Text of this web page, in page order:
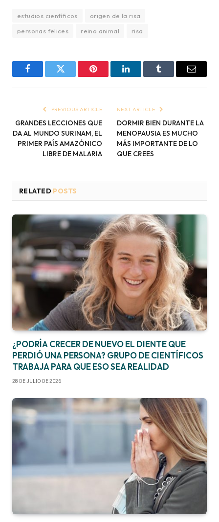
estudios científicos
origen de la risa
personas felices
reino animal risa
FacebookTwitter Pinterest LinkedInTumblr Email
PREVIOUS ARTICLE
GRANDES LECCIONES QUE
DA AL MUNDO SURINAM, EL
PRIMER PAÍS AMAZÓNICO
LIBRE DE MALARIA
NEXT ARTICLE
DORMIR BIEN DURANTE LA
MENOPAUSIA ES MUCHO
MÁS IMPORTANTE DE LO
QUE CREES
RELATED POSTS
¿PODRÍA CRECER DE NUEVO EL DIENTE QUE
PERDIÓ UNA PERSONA? GRUPO DE CIENTÍFICOS
TRABAJA PARA QUE ESO SEA REALIDAD
28 DE JULIO DE 2026